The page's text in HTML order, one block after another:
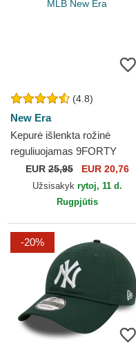
(4.8)
New Era
Kepurė išlenkta rožinė
reguliuojamas 9FORTY
Essential New York Yankees
MLB New Era
EUR25,95 EUR 20,76
Užsisakyk rytoj, 11 d.
Rugpjūtis
-20%